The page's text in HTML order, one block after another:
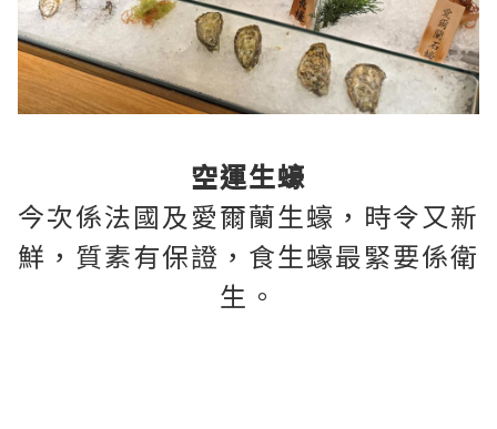
空運生蠔
今次係法國及愛爾蘭生蠔，時令又新
鮮，質素有保證，食生蠔最緊要係衛
生。